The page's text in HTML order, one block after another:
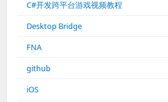
C#开发跨平台游戏视频教程
Desktop Bridge
FNA
github
iOS